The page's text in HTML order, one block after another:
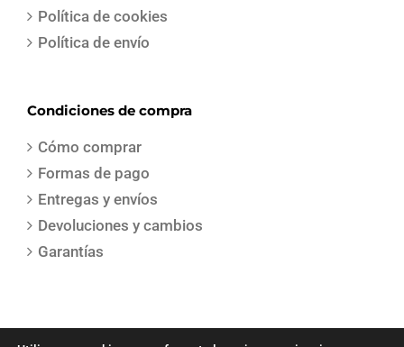
Política de cookies
Política de envío
Condiciones de compra
Cómo comprar
Formas de pago
Entregas y envíos
Devoluciones y cambios
Garantías